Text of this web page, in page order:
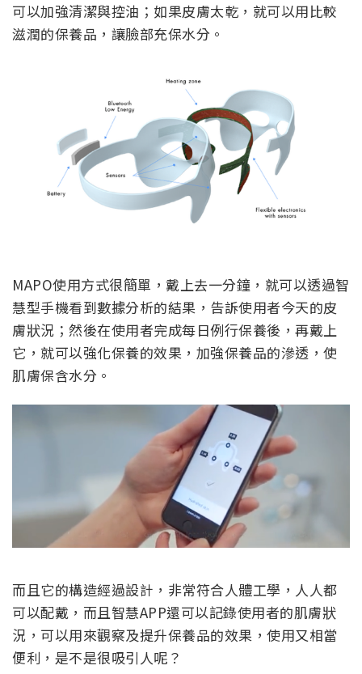
可以加強清潔與控油；如果皮膚太乾，就可以用比較
滋潤的保養品，讓臉部充保水分。
MAPO使用方式很簡單，戴上去一分鐘，就可以透過智
慧型手機看到數據分析的結果，告訴使用者今天的皮
膚狀況；然後在使用者完成每日例行保養後，再戴上
它，就可以強化保養的效果，加強保養品的滲透，使
肌膚保含水分。
而且它的構造經過設計，非常符合人體工學，人人都
可以配戴，而且智慧APP還可以記錄使用者的肌膚狀
況，可以用來觀察及提升保養品的效果，使用又相當
便利，是不是很吸引人呢？